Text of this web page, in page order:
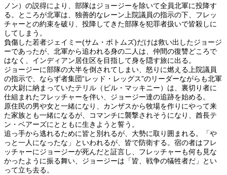
ノン）の説得により、部隊はジョージーを除いて全員北軍に投降す
る。ところが北軍は、独善的なレーン上院議員の指示の下、フレッ
チャーとの約束を破り、投降してきた部隊を犯罪者扱いで皆殺しに
してしまう。
負傷した若者ジェイミー(サム・ボトムズ)だけは救い出したジョージ
ーであったが、北軍から追われる身の二人は、仲間の復讐どころで
はなく、インディアン居住区を目指して身を隠す旅に出る。
ジョージーに部隊の大半を倒されてしまい、怒りに燃える上院議員
の指示で、ならず者集団“レッド・レッグス”のリーダーながらも北軍
の大尉に納まっていたテリル（ビル・マッキニー）は、裏切り者に
仕組まれたフレッチャーを伴い、ジョージー達の追跡を始める。
原住民の男や女と一緒になり、カンザスから牧場を作りにやって来
た家族とも一緒になるが、コマンチに襲撃されそうになり、酋長テ
ン・ベアーズにとともに生きようと誓う。
追っ手から逃れるために皆と別れるが、大勢に取り囲まれる。「や
っと一人になったな」といわれるが、皆で防衛する。宿の者はフレ
ッチャーにジョージーが死んだと証言し、フレッチャーも何も見な
かったように振る舞い、ジョージーは「皆、戦争の犠牲者だ」とい
って立ち去る。